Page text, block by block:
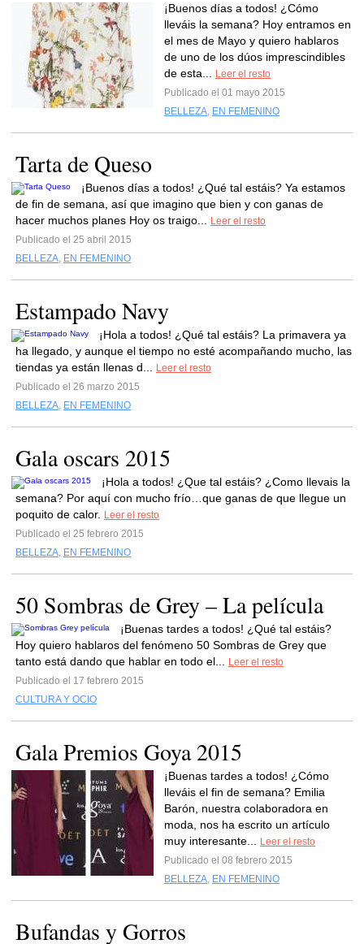
¡Buenos días a todos! ¿Cómo
lleváis la semana? Hoy entramos en
el mes de Mayo y quiero hablaros
de uno de los dúos imprescindibles
de esta...
Leer el resto
Publicado el 01 mayo 2015
BELLEZA, EN FEMENINO
Tarta de Queso
¡Buenos días a todos! ¿Qué tal estáis? Ya estamos
de fin de semana, así que imagino que bien y con ganas de
hacer muchos planes Hoy os traigo...
Leer el resto
Publicado el 25 abril 2015
BELLEZA, EN FEMENINO
Estampado Navy
¡Hola a todos! ¿Qué tal estáis? La primavera ya
ha llegado, y aunque el tiempo no esté acompañando mucho, las
tiendas ya están llenas d...
Leer el resto
Publicado el 26 marzo 2015
BELLEZA, EN FEMENINO
Gala oscars 2015
¡Hola a todos! ¿Que tal estáis? ¿Como llevais la
semana? Por aquí con mucho frío…que ganas de que llegue un
poquito de calor.
Leer el resto
Publicado el 25 febrero 2015
BELLEZA, EN FEMENINO
50 Sombras de Grey – La película
¡Buenas tardes a todos! ¿Qué tal estáis?
Hoy quiero hablaros del fenómeno 50 Sombras de Grey que
tanto está dando que hablar en todo el...
Leer el resto
Publicado el 17 febrero 2015
CULTURA Y OCIO
Gala Premios Goya 2015
¡Buenas tardes a todos! ¿Cómo
lleváis el fin de semana? Emilia
Barón, nuestra colaboradora en
moda, nos ha escrito un artículo
muy interesante...
Leer el resto
Publicado el 08 febrero 2015
BELLEZA, EN FEMENINO
Bufandas y Gorros